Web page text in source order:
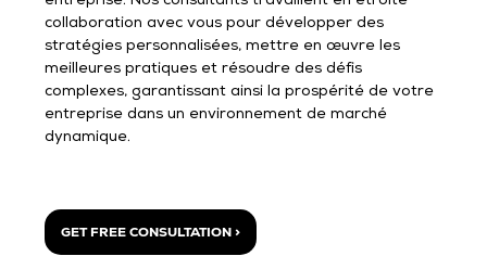
collaboration avec vous pour développer des
stratégies personnalisées, mettre en œuvre les
meilleures pratiques et résoudre des défis
complexes, garantissant ainsi la prospérité de votre
entreprise dans un environnement de marché
dynamique.
GET FREE CONSULTATION >